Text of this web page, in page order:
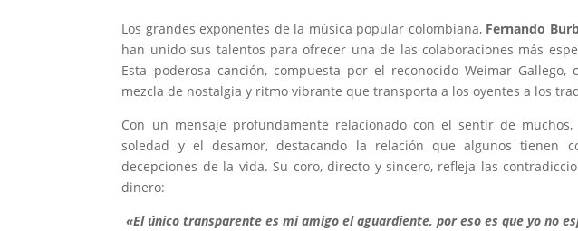
Los grandes exponentes de la música popular colombiana, Fernando
han unido sus talentos para ofrecer una de las colaboraciones más
Esta poderosa canción, compuesta por el reconocido Weimar
mezcla de nostalgia y ritmo vibrante que transporta a los oyentes a los
Con un mensaje profundamente relacionado con el sentir de muchos,
soledad y el desamor, destacando la relación que algunos tienen
decepciones de la vida. Su coro, directo y sincero, refleja las
dinero:
«El único transparente es mi amigo el aguardiente, por eso es que yo no